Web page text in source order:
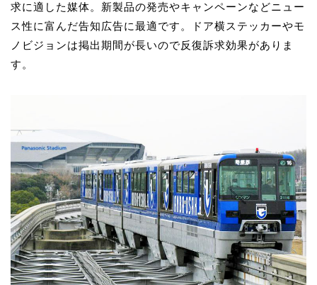
求に適した媒体。新製品の発売やキャンペーンなどニュー
ス性に富んだ告知広告に最適です。ドア横ステッカーやモ
ノビジョンは掲出期間が長いので反復訴求効果がありま
す。